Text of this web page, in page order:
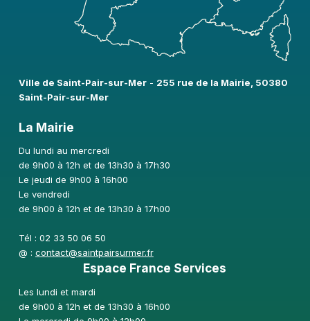
Ville de Saint-Pair-sur-Mer​- 255 rue de la Mairie, 50380
Saint-Pair-sur-Mer
La Mairie
Du lundi au mercredi
de 9h00 à 12h et de 13h30 à 17h30
Le jeudi de 9h00 à 16h00
Le vendredi
de 9h00 à 12h et de 13h30 à 17h00
Tél : 02 33 50 06 50
@ : contact@saintpairsurmer.fr
Espace France Services
Les lundi et mardi
de 9h00 à 12h et de 13h30 à 16h00